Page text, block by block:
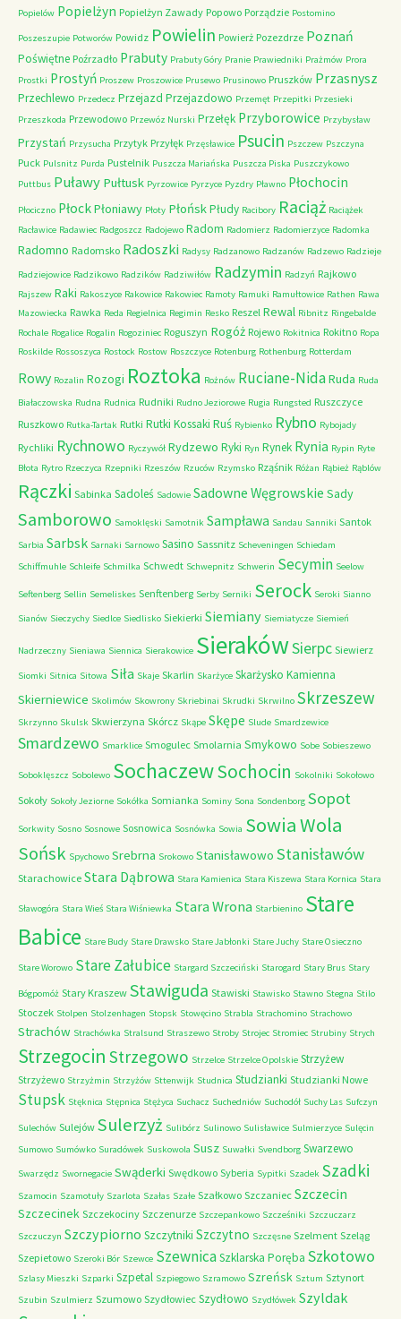
Popielów Popielżyn Popielżyn Zawady Popowo Porządzie Postomino
Poszeszupie Potworów Powidz Powielin Powierż Pozezdrze Poznań
Poświętne Poźrzadło Prabuty Prabuty Góry Pranie Prawiedniki Prażmów Prora
Prostki Prostyń Proszew Proszowice Prusewo Prusinowo Pruszków Przasnysz
Przechlewo Przedecz Przejazd Przejazdowo Przemęt Przepitki Przesieki
Przeszkoda Przewodowo Przewóz Nurski Przełęk Przyborowice Przybysław
Przystań Przysucha Przytyk Przyłęk Przęsławice Psucin Pszczew Pszczyna
Puck Pulsnitz Purda Pustelnik Puszcza Mariańska Puszcza Piska Puszczykowo
Puttbus Puławy Pułtusk Pyrzowice Pyrzyce Pyzdry Pławno Płochocin
Płociczno PłockPłoniawy Płoty PłońskPłudy Racibory Raciąż Raciążek
Racławice Radawiec Radgoszcz Radojewo Radom Radomierz Radomierzyce Radomka
Radomno Radomsko Radoszki Radysy Radzanowo Radzanów Radzewo Radzieje
Radziejowice Radzikowo Radzików Radziwiłów Radzymin Radzyń Rajkowo
Rajszew Raki Rakoszyce Rakowice Rakowiec Ramoty Ramuki Ramułtowice Rathen Rawa
Mazowiecka Rawka Reda Regielnica Regimin Resko Reszel Rewal Ribnitz Ringebalde
Rochale Rogalice Rogalin Rogoziniec Roguszyn Rogóż Rojewo Rokitnica Rokitno Ropa
Roskilde Rossoszyca Rostock Rostow Roszczyce Rotenburg Rothenburg Rotterdam
Rowy Rozalin Rozogi Roztoka Rożnów Ruciane-NidaRuda Ruda
Białaczowska Rudna Rudnica Rudniki Rudno Jeziorowe Rugia Rungsted Ruszczyce
Ruszkowo Rutka-Tartak Rutki Rutki Kossaki Ruś Rybienko Rybno Rybojady
Rychliki Rychnowo Ryczywół Rydzewo Ryki Ryn Rynek Rynia Rypin Ryte
Błota Rytro Rzeczyca Rzepniki Rzeszów Rzuców Rzymsko Rząśnik Różan Rąbież Rąblów
Rączki Sabinka Sadoleś Sadowie Sadowne Węgrowskie Sady
Samborowo Samoklęski Samotnik Sampława Sandau Sanniki Santok
Sarbia Sarbsk Sarnaki Sarnowo Sasino Sassnitz Scheveningen Schiedam
Schiffmuhle Schleife Schmilka Schwedt Schwepnitz Schwerin Secymin Seelow
Seftenberg Sellin Semeliskes Senftenberg Serby Serniki Serock Seroki Sianno
Sianów Sieczychy Siedlce Siedlisko Siekierki Siemiany Siemiatycze Siemień
Nadrzeczny Sieniawa Siennica Sierakowice SierakówSierpc Siewierz
Siomki Sitnica Sitowa Siła Skaje Skarlin Skarżyce Skarżysko Kamienna
Skierniewice Skolimów Skowrony Skriebinai Skrudki Skrwilno Skrzeszew
Skrzynno Skulsk Skwierzyna Skórcz Skąpe Skępe Slude Smardzewice
Smardzewo Smarklice Smogulec Smolarnia Smykowo Sobe Sobieszewo
Soboklęszcz Sobolewo SochaczewSochocin Sokolniki Sokołowo
Sokoły Sokoły Jeziorne Sokółka Somianka Sominy Sona Sondenborg Sopot
Sorkwity Sosno Sosnowe Sosnowica Sosnówka Sowia Sowia Wola
Sońsk Spychowo Srebrna Srokowo Stanisławowo Stanisławów
Starachowice Stara Dąbrowa Stara Kamienica Stara Kiszewa Stara Kornica Stara
Sławogóra Stara Wieś Stara Wiśniewka Stara Wrona Starbienino Stare
Babice Stare Budy Stare Drawsko Stare Jabłonki Stare Juchy Stare Osieczno
Stare Worowo Stare Załubice Stargard Szczeciński Starogard Stary Brus Stary
Bógpomóż Stary Kraszew Stawiguda Stawiski Stawisko Stawno Stegna Stilo
Stoczek Stolpen Stolzenhagen Stopsk Stowęcino Strabla Strachomino Strachowo
Strachów Strachówka Stralsund Straszewo Stroby Strojec Stromiec Strubiny Strych
Strzegocin Strzegowo Strzelce Strzelce Opolskie Strzyżew
Strzyżewo Strzyżmin Strzyżów Sttenwijk Studnica Studzianki Studzianki Nowe
Stupsk Stęknica Stępnica Stężyca Suchacz Suchedniów Suchodół Suchy Las Sufczyn
Sulechów Sulejów Sulerzyż Sulibórz Sulinowo Sulisławice Sulmierzyce Sulęcin
Sumowo Sumówko Suradówek Suskowola Susz Suwałki Svendborg Swarzewo
Swarzędz Swornegacie Swąderki Swędkowo Syberia Sypitki Szadek Szadki
Szamocin Szamotuły Szarlota Szałas Szałe Szałkowo Szczaniec Szczecin
Szczecinek Szczekociny Szczenurze Szczepankowo Szcześniki Szczuczarz
Szczuczyn Szczypiorno Szczytniki Szczytno Szczęsne Szelment Szeląg
Szepietowo Szeroki Bór Szewce SzewnicaSzklarska Poręba Szkotowo
Szlasy Mieszki Szparki Szpetal Szpiegowo Szramowo Szreńsk Sztum Sztynort
Szubin Szulmierz Szumowo Szydłowiec Szydłowo Szydłówek Szyldak